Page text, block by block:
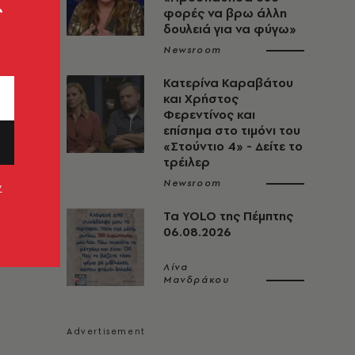
φορές να βρω άλλη
δουλειά για να φύγω»
Newsroom
Κατερίνα Καραβάτου
και Χρήστος
Φερεντίνος και
επίσημα στο τιμόνι του
«Στούντιο 4» - Δείτε το
τρέιλερ
Newsroom
Τα YOLO της Πέμπτης
06.08.2026
Λίνα
Μανδράκου